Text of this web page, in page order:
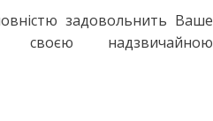
задовольнить Ваше
своєю надзвичайною